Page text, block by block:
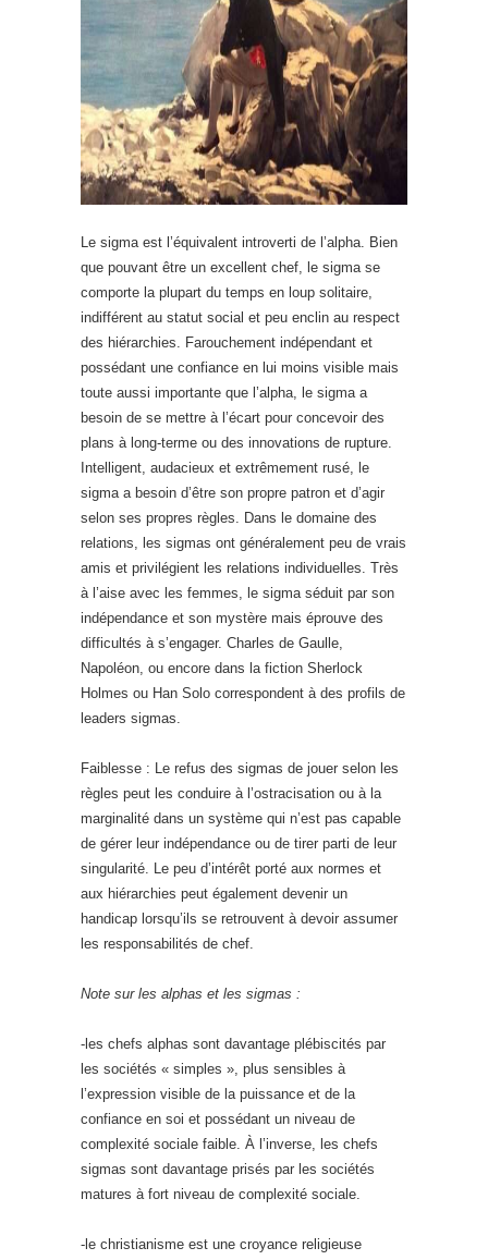
Le sigma est l’équivalent introverti de l’alpha. Bien
que pouvant être un excellent chef, le sigma se
comporte la plupart du temps en loup solitaire,
indifférent au statut social et peu enclin au respect
des hiérarchies. Farouchement indépendant et
possédant une confiance en lui moins visible mais
toute aussi importante que l’alpha, le sigma a
besoin de se mettre à l’écart pour concevoir des
plans à long-terme ou des innovations de rupture.
Intelligent, audacieux et extrêmement rusé, le
sigma a besoin d’être son propre patron et d’agir
selon ses propres règles. Dans le domaine des
relations, les sigmas ont généralement peu de vrais
amis et privilégient les relations individuelles. Très
à l’aise avec les femmes, le sigma séduit par son
indépendance et son mystère mais éprouve des
difficultés à s’engager. Charles de Gaulle,
Napoléon, ou encore dans la fiction Sherlock
Holmes ou Han Solo correspondent à des profils de
leaders sigmas.
Faiblesse : Le refus des sigmas de jouer selon les
règles peut les conduire à l’ostracisation ou à la
marginalité dans un système qui n’est pas capable
de gérer leur indépendance ou de tirer parti de leur
singularité. Le peu d’intérêt porté aux normes et
aux hiérarchies peut également devenir un
handicap lorsqu’ils se retrouvent à devoir assumer
les responsabilités de chef.
Note sur les alphas et les sigmas :
-les chefs alphas sont davantage plébiscités par
les sociétés « simples », plus sensibles à
l’expression visible de la puissance et de la
confiance en soi et possédant un niveau de
complexité sociale faible. À l’inverse, les chefs
sigmas sont davantage prisés par les sociétés
matures à fort niveau de complexité sociale.
-le christianisme est une croyance religieuse